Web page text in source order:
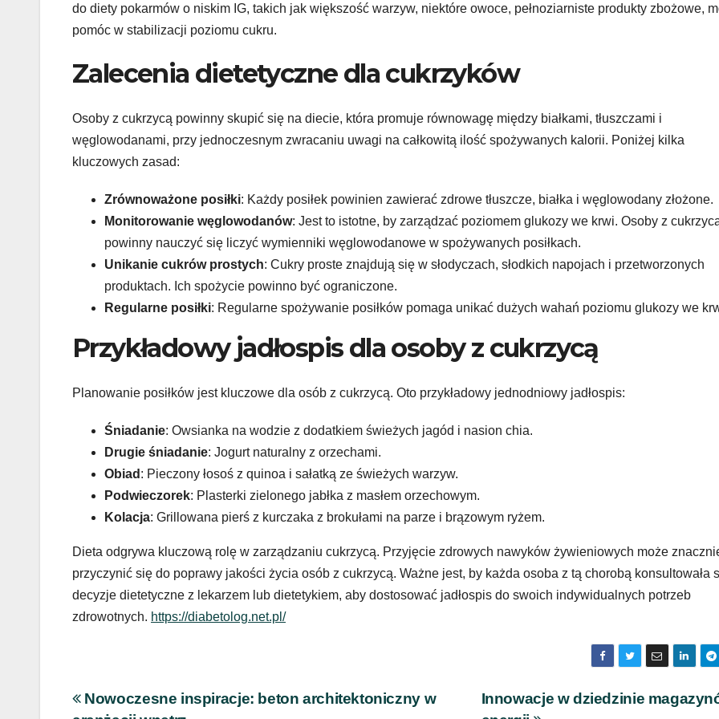
do diety pokarmów o niskim IG, takich jak większość warzyw, niektóre owoce, pełnoziarniste produkty zbożowe,
pomóc w stabilizacji poziomu cukru.
Zalecenia dietetyczne dla cukrzyków
Osoby z cukrzycą powinny skupić się na diecie, która promuje równowagę między białkami, tłuszczami i
węglowodanami, przy jednoczesnym zwracaniu uwagi na całkowitą ilość spożywanych kalorii. Poniżej kilka
kluczowych zasad:
Zrównoważone posiłki: Każdy posiłek powinien zawierać zdrowe tłuszcze, białka i węglowodany złożone.
Monitorowanie węglowodanów: Jest to istotne, by zarządzać poziomem glukozy we krwi. Osoby z
powinny nauczyć się liczyć wymienniki węglowodanowe w spożywanych posiłkach.
Unikanie cukrów prostych: Cukry proste znajdują się w słodyczach, słodkich napojach i przetworzonych
produktach. Ich spożycie powinno być ograniczone.
Regularne posiłki: Regularne spożywanie posiłków pomaga unikać dużych wahań poziomu glukozy we
Przykładowy jadłospis dla osoby z cukrzycą
Planowanie posiłków jest kluczowe dla osób z cukrzycą. Oto przykładowy jednodniowy jadłospis:
Śniadanie: Owsianka na wodzie z dodatkiem świeżych jagód i nasion chia.
Drugie śniadanie: Jogurt naturalny z orzechami.
Obiad : Pieczony łosoś z quinoa i sałatką ze świeżych warzyw.
Podwieczorek: Plasterki zielonego jabłka z masłem orzechowym.
Kolacja: Grillowana pierś z kurczaka z brokułami na parze i brązowym ryżem.
Dieta odgrywa kluczową rolę w zarządzaniu cukrzycą. Przyjęcie zdrowych nawyków żywieniowych może
przyczynić się do poprawy jakości życia osób z cukrzycą. Ważne jest, by każda osoba z tą chorobą konsultowała
decyzje dietetyczne z lekarzem lub dietetykiem, aby dostosować jadłospis do swoich indywidualnych potrzeb
zdrowotnych. https://diabetolog.net.pl/
Nawigacja
Innowacje w dziedzinie
Nowoczesne inspiracje: beton architektoniczny w